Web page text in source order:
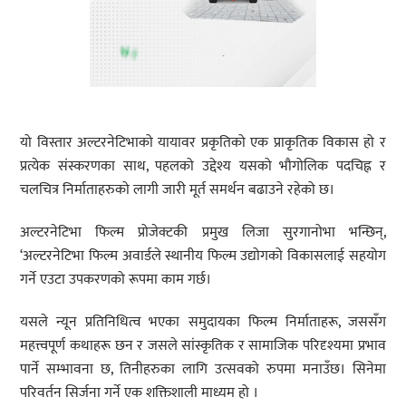
यो विस्तार अल्टरनेटिभाको यायावर प्रकृतिको एक प्राकृतिक विकास हो र
प्रत्येक संस्करणका साथ, पहलको उद्देश्य यसको भौगोलिक पदचिह्न र
चलचित्र निर्माताहरुको लागी जारी मूर्त समर्थन बढाउने रहेको छ।
अल्टरनेटिभा फिल्म प्रोजेक्टकी प्रमुख लिजा सुरगानोभा भन्छिन्,
‘अल्टरनेटिभा फिल्म अवार्डले स्थानीय फिल्म उद्योगको विकासलाई सहयोग
गर्ने एउटा उपकरणको रूपमा काम गर्छ।
यसले न्यून प्रतिनिधित्व भएका समुदायका फिल्म निर्माताहरू, जससँग
महत्त्वपूर्ण कथाहरू छन र जसले सांस्कृतिक र सामाजिक परिदृश्यमा प्रभाव
पार्ने सम्भावना छ, तिनीहरुका लागि उत्सवको रुपमा मनाउँछ। सिनेमा
परिवर्तन सिर्जना गर्ने एक शक्तिशाली माध्यम हो ।